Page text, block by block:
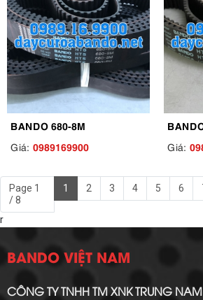
BANDO 680-8M
Giá: 0989169900 Giá:
Page 1
/ 8
1 2 3 4 5 6
r
BANDO VIỆT NAM
CÔNG TY TNHH TM XNK TRUNG NAM